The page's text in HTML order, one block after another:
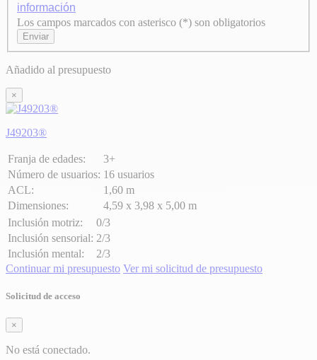
información
Axeptio consent
Los campos marcados con asterisco (*) son obligatorios
Enviar
Añadido al presupuesto
×
J49203®
Franja de edades:
3+
Número de usuarios: 16 usuarios
ACL:
1,60 m
Dimensiones:
4,59 x 3,98 x 5,00 m
Inclusión motriz:
0/3
Inclusión sensorial: 2/3
Inclusión mental:
2/3
Continuar mi presupuesto Ver mi solicitud de presupuesto
Solicitud de acceso
×
No está conectado.